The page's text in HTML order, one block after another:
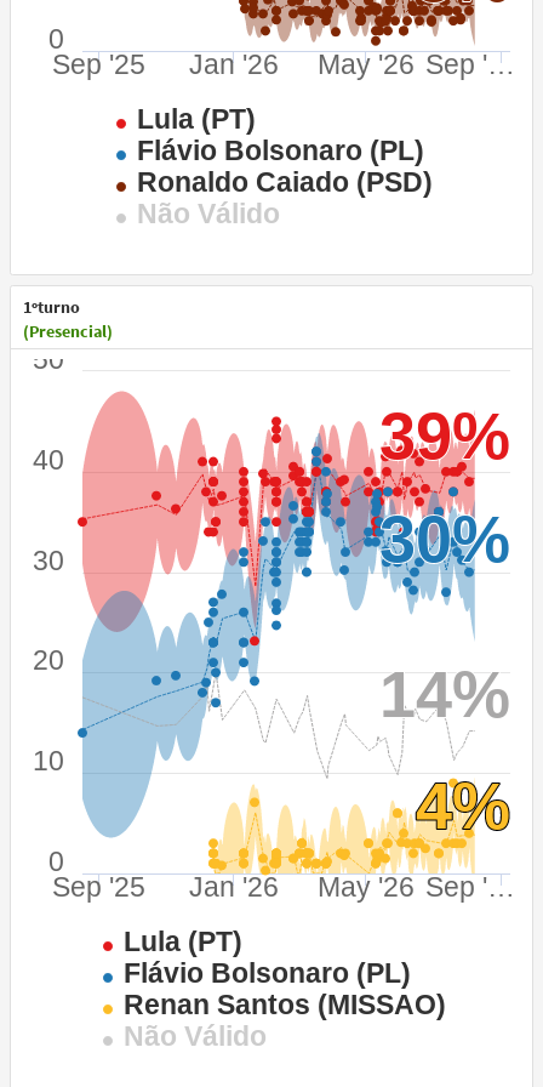
Lula (PT)
Flávio Bolsonaro (PL)
Ronaldo Caiado (PSD)
Não Válido
Sep '25 Jan '26 May '26 Sep '…
0
1ºturno
(Presencial)
39%
39%
30%
30%
4%
4%
14%
14%
Lula (PT)
Flávio Bolsonaro (PL)
Renan Santos (MISSAO)
Não Válido
Sep '25 Jan '26 May '26 Sep '…
0
10
20
30
40
50